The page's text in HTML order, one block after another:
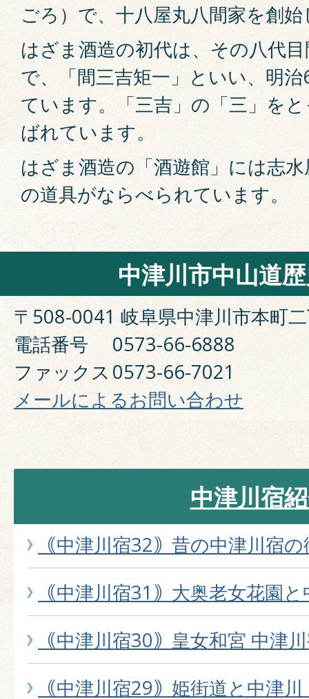
ごろ）で、十八屋丸八間家を創
はざま酒造の初代は、その八代
で、「間三吉矩一」といい、明
ています。「三吉」の「三」を
ばれています。
はざま酒造の「酒遊館」には志
の道具がならべられています。
中津川市中山道
〒508-0041 岐阜県中津川市本町
電話番号
0573-66-6888
ファックス 0573-66-7021
メールによるお問い合わせ
中津川宿
｟中津川宿32｠昔の中津川宿
｟中津川宿31｠大奥老女花園
｟中津川宿30｠皇女和宮 中津
｟中津川宿29｠姫街道と中津